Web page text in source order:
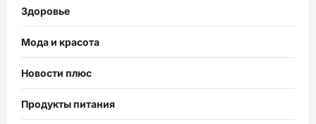
Здоровье
Мода и красота
Новости плюс
Продукты питания